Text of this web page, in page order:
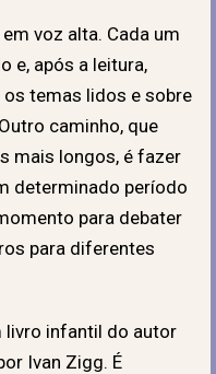
voz alta. Cada um
e, após a leitura,
temas lidos e sobre
caminho, que
mais longos, é fazer
determinado período
para debater
para diferentes
livro infantil do autor
Ivan Zigg. É